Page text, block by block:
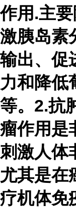
作用.主
激胰岛素
输出、促
力和降低
等。2.抗
瘤作用是
刺激人体
尤其是在
疗机体免